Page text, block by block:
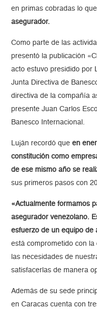
en primas cobradas lo que
asegurador.
Como parte de las
presentó la publicación
acto estuvo presidido por
Junta Directiva de
directiva de la compañía
presente Juan Carlos
Banesco Internacional.
Luján recordó queen
constitución como
de ese mismo año se
sus primeros pasos con
«Actualmente formamos
asegurador venezolano.
esfuerzo de un equipo de
está comprometido con
las necesidades de
satisfacerlas de manera
Además de su sede
en Caracas cuenta con